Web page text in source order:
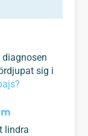
sig i
lindra